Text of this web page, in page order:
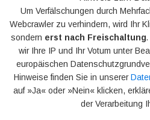
Um Verfälschungen durch
Webcrawler zu verhindern, wird Ihr
sondern erst nach Freischaltung
wir Ihre IP und Ihr Votum unter
europäischen
Hinweise finden Sie in unserer
auf »Ja« oder »Nein« klicken,
der Verarbeitung